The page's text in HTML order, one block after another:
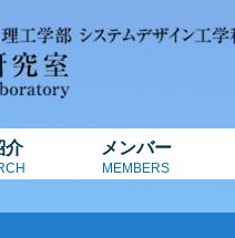
介 メンバー
MEMBERS